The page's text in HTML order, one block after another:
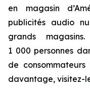
en magasin
publicités audio
grands
1 000 personnes
de
davantage, visitez-